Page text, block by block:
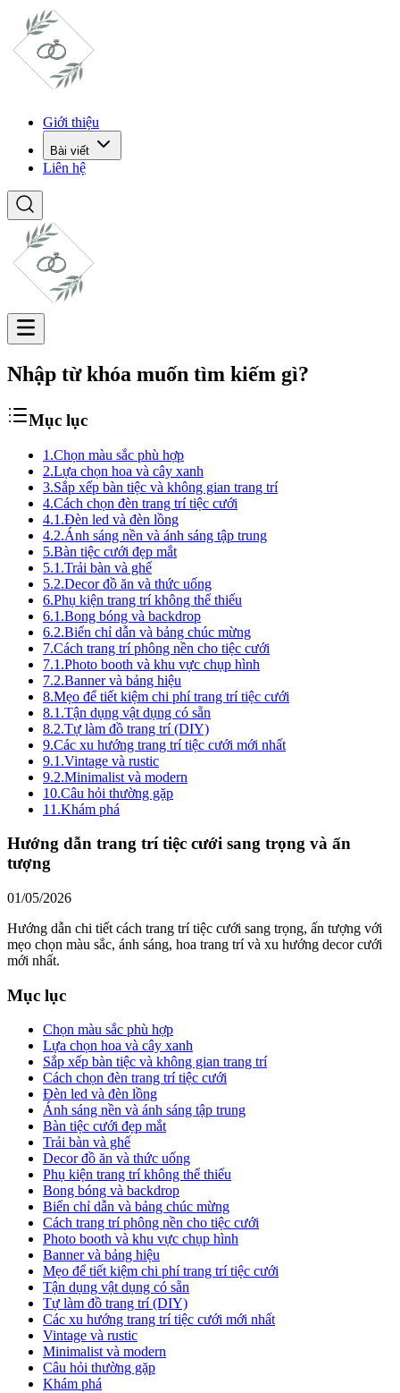
Giới thiệu
Bài viết
Liên hệ
Nhập từ khóa muốn tìm kiếm gì?
Mục lục
1.Chọn màu sắc phù hợp
2.Lựa chọn hoa và cây xanh
3.Sắp xếp bàn tiệc và không gian trang trí
4.Cách chọn đèn trang trí tiệc cưới
4.1.Đèn led và đèn lồng
4.2.Ánh sáng nền và ánh sáng tập trung
5.Bàn tiệc cưới đẹp mắt
5.1.Trải bàn và ghế
5.2.Decor đồ ăn và thức uống
6.Phụ kiện trang trí không thể thiếu
6.1.Bong bóng và backdrop
6.2.Biển chỉ dẫn và bảng chúc mừng
7.Cách trang trí phông nền cho tiệc cưới
7.1.Photo booth và khu vực chụp hình
7.2.Banner và bảng hiệu
8.Mẹo để tiết kiệm chi phí trang trí tiệc cưới
8.1.Tận dụng vật dụng có sẵn
8.2.Tự làm đồ trang trí (DIY)
9.Các xu hướng trang trí tiệc cưới mới nhất
9.1.Vintage và rustic
9.2.Minimalist và modern
10.Câu hỏi thường gặp
11.Khám phá
Hướng dẫn trang trí tiệc cưới sang trọng và ấn
tượng
01/05/2026
Hướng dẫn chi tiết cách trang trí tiệc cưới sang trọng, ấn tượng với
mẹo chọn màu sắc, ánh sáng, hoa trang trí và xu hướng decor cưới
mới nhất.
Mục lục
Chọn màu sắc phù hợp
Lựa chọn hoa và cây xanh
Sắp xếp bàn tiệc và không gian trang trí
Cách chọn đèn trang trí tiệc cưới
Đèn led và đèn lồng
Ánh sáng nền và ánh sáng tập trung
Bàn tiệc cưới đẹp mắt
Trải bàn và ghế
Decor đồ ăn và thức uống
Phụ kiện trang trí không thể thiếu
Bong bóng và backdrop
Biển chỉ dẫn và bảng chúc mừng
Cách trang trí phông nền cho tiệc cưới
Photo booth và khu vực chụp hình
Banner và bảng hiệu
Mẹo để tiết kiệm chi phí trang trí tiệc cưới
Tận dụng vật dụng có sẵn
Tự làm đồ trang trí (DIY)
Các xu hướng trang trí tiệc cưới mới nhất
Vintage và rustic
Minimalist và modern
Câu hỏi thường gặp
Khám phá